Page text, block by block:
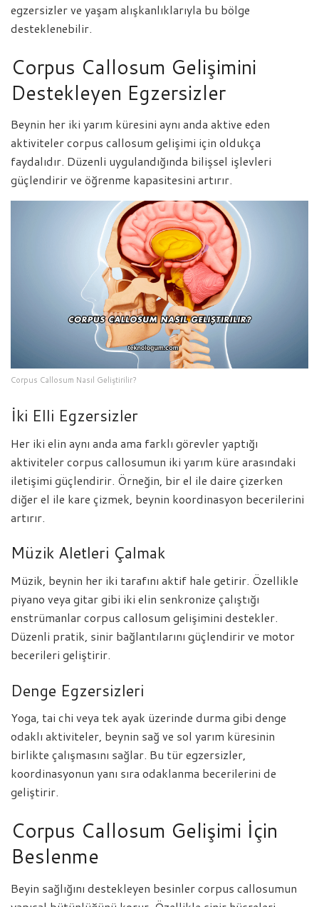
egzersizler ve yaşam alışkanlıklarıyla bu bölge
desteklenebilir.
Corpus Callosum Gelişimini
Destekleyen Egzersizler
Beynin her iki yarım küresini aynı anda aktive eden
aktiviteler corpus callosum gelişimi için oldukça
faydalıdır. Düzenli uygulandığında bilişsel işlevleri
güçlendirir ve öğrenme kapasitesini artırır.
Corpus Callosum Nasıl Geliştirilir?
İki Elli Egzersizler
Her iki elin aynı anda ama farklı görevler yaptığı
aktiviteler corpus callosumun iki yarım küre arasındaki
iletişimi güçlendirir. Örneğin, bir el ile daire çizerken
diğer el ile kare çizmek, beynin koordinasyon becerilerini
artırır.
Müzik Aletleri Çalmak
Müzik, beynin her iki tarafını aktif hale getirir. Özellikle
piyano veya gitar gibi iki elin senkronize çalıştığı
enstrümanlar corpus callosum gelişimini destekler.
Düzenli pratik, sinir bağlantılarını güçlendirir ve motor
becerileri geliştirir.
Denge Egzersizleri
Yoga, tai chi veya tek ayak üzerinde durma gibi denge
odaklı aktiviteler, beynin sağ ve sol yarım küresinin
birlikte çalışmasını sağlar. Bu tür egzersizler,
koordinasyonun yanı sıra odaklanma becerilerini de
geliştirir.
Corpus Callosum Gelişimi İçin
Beslenme
Beyin sağlığını destekleyen besinler corpus callosumun